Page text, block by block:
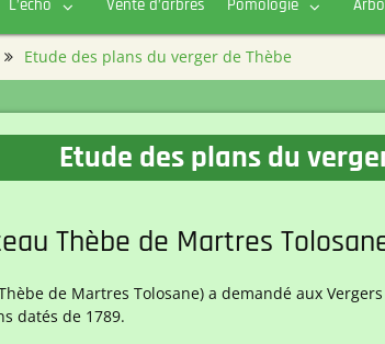
L’écho Vente d’arbres Pomologie
Etude des plans du verger de Thèbe
Etude des plans du
Thèbe de Martres
de Martres Tolosane) a demandé aux
datés de 1789.